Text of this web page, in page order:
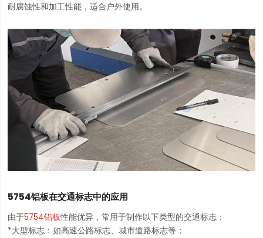
耐腐蚀性和加工性能，适合户外使用。
5754铝板在交通标志中的应用
由于5754铝板性能优异，常用于制作以下类型的交通标志：
*大型标志：如高速公路标志、城市道路标志等；